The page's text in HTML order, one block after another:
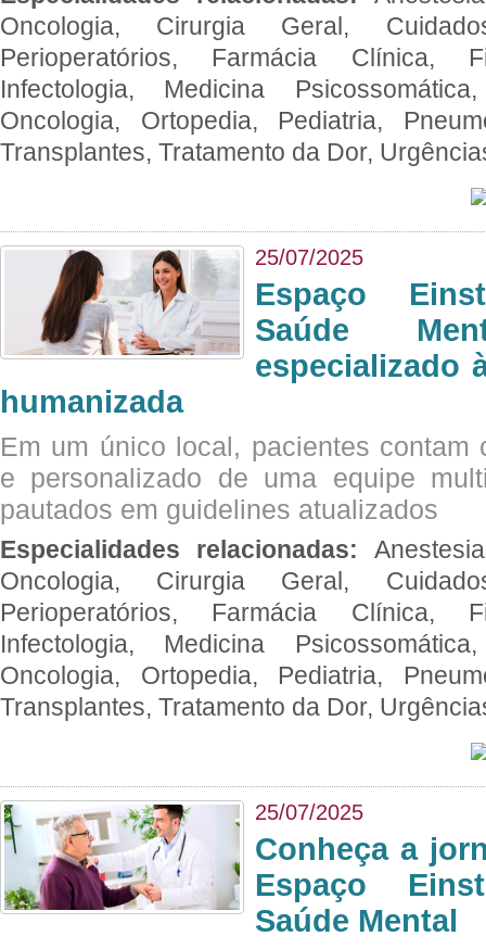
Oncologia, Cirurgia Geral,
Perioperatórios, Farmácia Clínica,
Infectologia, Medicina
Oncologia, Ortopedia, Pediatria,
Transplantes, Tratamento da Dor,
25/07/2025
Espaço
Saúde
especializado
humanizada
Em um único local, pacientes contam
e personalizado de uma equipe
pautados em guidelines atualizados
Especialidades relacionadas:
Oncologia, Cirurgia Geral,
Perioperatórios, Farmácia Clínica,
Infectologia, Medicina
Oncologia, Ortopedia, Pediatria,
Transplantes, Tratamento da Dor,
25/07/2025
Conheça a
Espaço
Saúde Mental